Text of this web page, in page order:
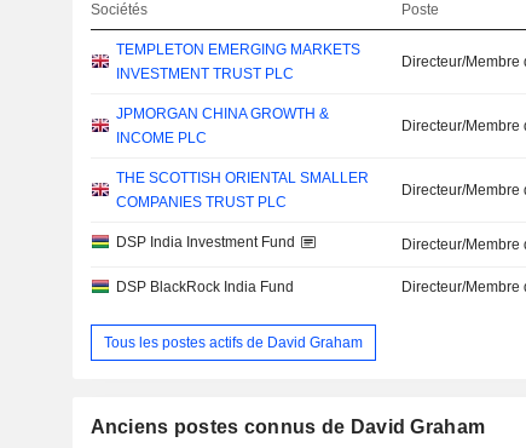
Sociétés Poste
TEMPLETON EMERGING MARKETS
INVESTMENT TRUST PLC
Directeur/Membre
JPMORGAN CHINA GROWTH &
INCOME PLC
Directeur/Membre
THE SCOTTISH ORIENTAL SMALLER
COMPANIES TRUST PLC
Directeur/Membre
DSP India Investment Fund Directeur/Membre
DSP BlackRock India Fund Directeur/Membre
Tous les postes actifs de David Graham
Anciens postes connus de David Graham